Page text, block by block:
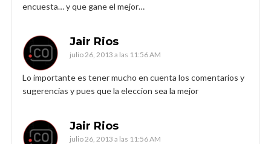
encuesta… y que gane el mejor…
Jair Rios
julio 26, 2013 a las 11:56 AM
Lo importante es tener mucho en cuenta los comentarios y
sugerencias y pues que la eleccion sea la mejor
Jair Rios
julio 26, 2013 a las 11:56 AM